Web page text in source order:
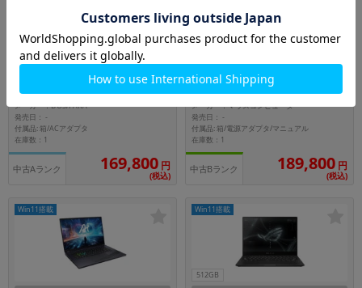
1TB
GALLERIA RL7C-R45-4【Core Ultra7
メーカー：DOS/PARA
発売日：-
付属品: 箱/ACアダプタ
在庫数：1
中古Aランク 169,800 円
(税込)
G-Tune P5I7G60BKCCDW101DEC
【Core i7(2.4GHz)/16GB/512GB SS
メーカー：マウスコンピューター
発売日：-
付属品: 箱/電源アダプタ/マニュアル
在庫数：1
中古Bランク 189,800 円
(税込)
Win11搭載
512GB
Win11搭載